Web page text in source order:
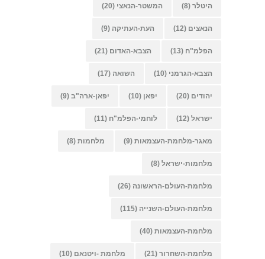
היטלר (8) המשטר-הנאצי (20)
הנאצים (12) העת-העתיקה (9)
הפלמ"ח (13) הצבא-האדום (21)
הצבא-הגרמני (10) השואה (17)
יהודים (20) יפאן (10) יפאן-ארה"ב (9)
ישראל (12) לוחמי-הפלמ"ח (11)
מאגר-מלחמת-העצמאות (9) מלחמות (8)
מלחמות-ישראל (8)
מלחמת-העולם-הראשונה (26)
מלחמת-העולם-השנייה (115)
מלחמת-העצמאות (40)
מלחמת-השחרור (21) מלחמת -ויטנאם (10)